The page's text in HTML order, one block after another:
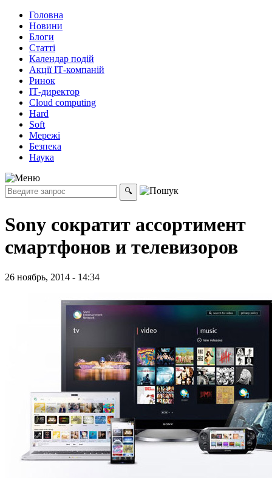
Головна
Новини
Блоги
Статті
Календар подій
Акції ІТ-компаній
Ринок
ІТ-директор
Cloud computing
Hard
Soft
Мережі
Безпека
Наука
Sony сократит ассортимент
смартфонов и телевизоров
26 ноябрь, 2014 - 14:34